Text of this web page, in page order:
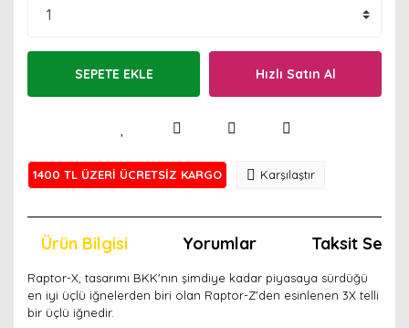
SEPETE EKLE Hızlı Satın Al
1400 TL ÜZERİ ÜCRETSİZ KARGO Karşılaştır
Ürün Bilgisi Yorumlar Taksit
Raptor-X, tasarımı BKK'nın şimdiye kadar piyasaya sürdüğü
en iyi üçlü iğnelerden biri olan Raptor-Z'den esinlenen 3X telli
bir üçlü iğnedir.